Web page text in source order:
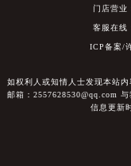
门店营业
客服在线
ICP备案/
如权利人或知情人士发现本站
邮箱：2557628530@qq.com
信息更新